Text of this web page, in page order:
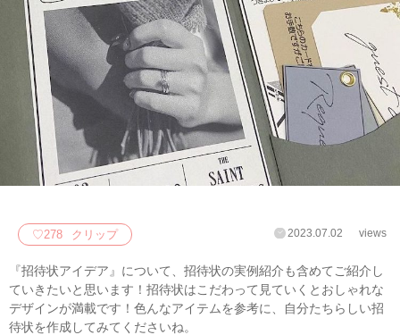
♡278 クリップ 2023.07.02 views
『招待状アイデア』について、招待状の実例紹介も含めてご紹介し
ていきたいと思います！招待状はこだわって見ていくとおしゃれな
デザインが満載です！色んなアイテムを参考に、自分たちらしい招
待状を作成してみてくださいね。